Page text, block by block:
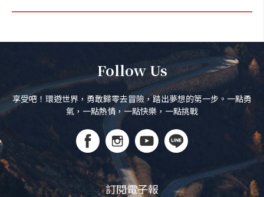
Follow Us
享受吧！環遊世界，勇敢歸零去冒險，踏出夢想的第一步。一點勇
氣，一點熱情，一點快樂，一點挑戰
訂閱電子報